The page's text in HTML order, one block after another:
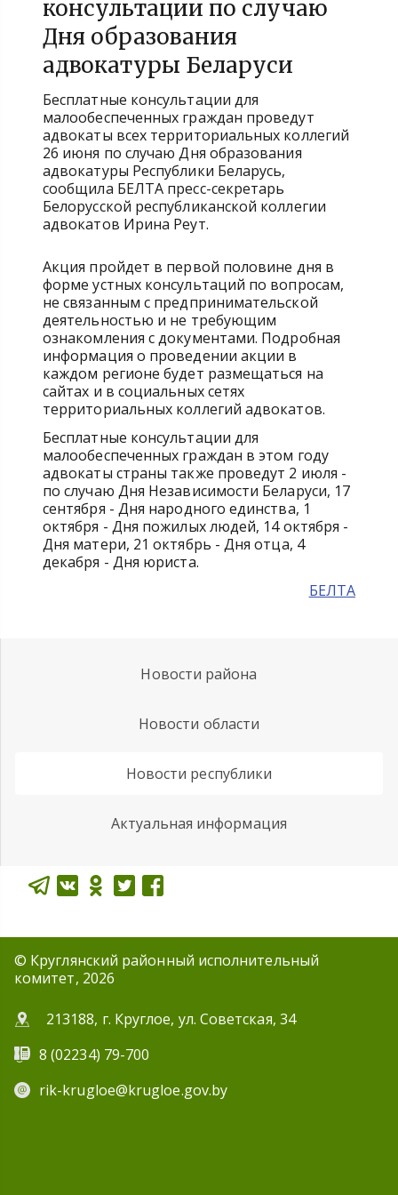
консультации по случаю
Дня образования
адвокатуры Беларуси
Бесплатные консультации для
малообеспеченных граждан проведут
адвокаты всех территориальных коллегий
26 июня по случаю Дня образования
адвокатуры Республики Беларусь,
сообщила БЕЛТА пресс-секретарь
Белорусской республиканской коллегии
адвокатов Ирина Реут.
Акция пройдет в первой половине дня в
форме устных консультаций по вопросам,
не связанным с предпринимательской
деятельностью и не требующим
ознакомления с документами. Подробная
информация о проведении акции в
каждом регионе будет размещаться на
сайтах и в социальных сетях
территориальных коллегий адвокатов.
Бесплатные консультации для
малообеспеченных граждан в этом году
адвокаты страны также проведут 2 июля -
по случаю Дня Независимости Беларуси, 17
сентября - Дня народного единства, 1
октября - Дня пожилых людей, 14 октября -
Дня матери, 21 октябрь - Дня отца, 4
декабря - Дня юриста.
БЕЛТА
Новости района
Новости области
Новости республики
Актуальная информация
© Круглянский районный исполнительный
комитет, 2026
213188, г. Круглое, ул. Советская, 34
8 (02234) 79-700
rik-krugloe@krugloe.gov.by